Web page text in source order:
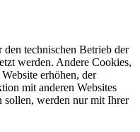
technischen Betrieb der
werden. Andere Cookies,
erhöhen, der
mit anderen Websites
sollen, werden nur mit Ihrer